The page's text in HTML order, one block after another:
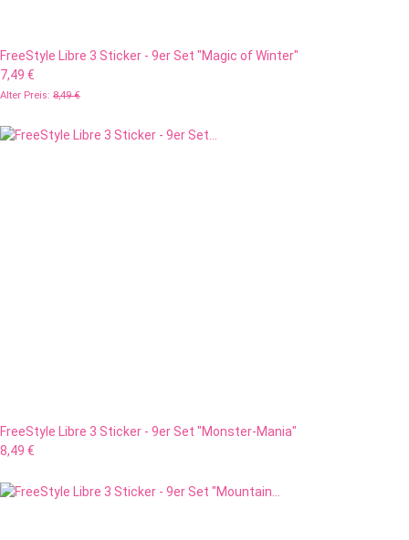
FreeStyle Libre 3 Sticker - 9er Set "Magic of Winter"
7,49 €
Alter Preis: 8,49 €
FreeStyle Libre 3 Sticker - 9er Set "Monster-Mania"
8,49 €